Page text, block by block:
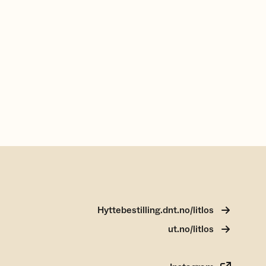
Hyttebestilling.dnt.no/litlos
ut.no/litlos